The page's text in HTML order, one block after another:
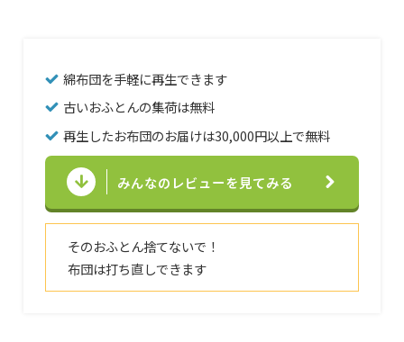
綿布団を手軽に再生できます
古いおふとんの集荷は無料
再生したお布団のお届けは30,000円以上で無料
みんなのレビューを見てみる
そのおふとん捨てないで！
布団は打ち直しできます